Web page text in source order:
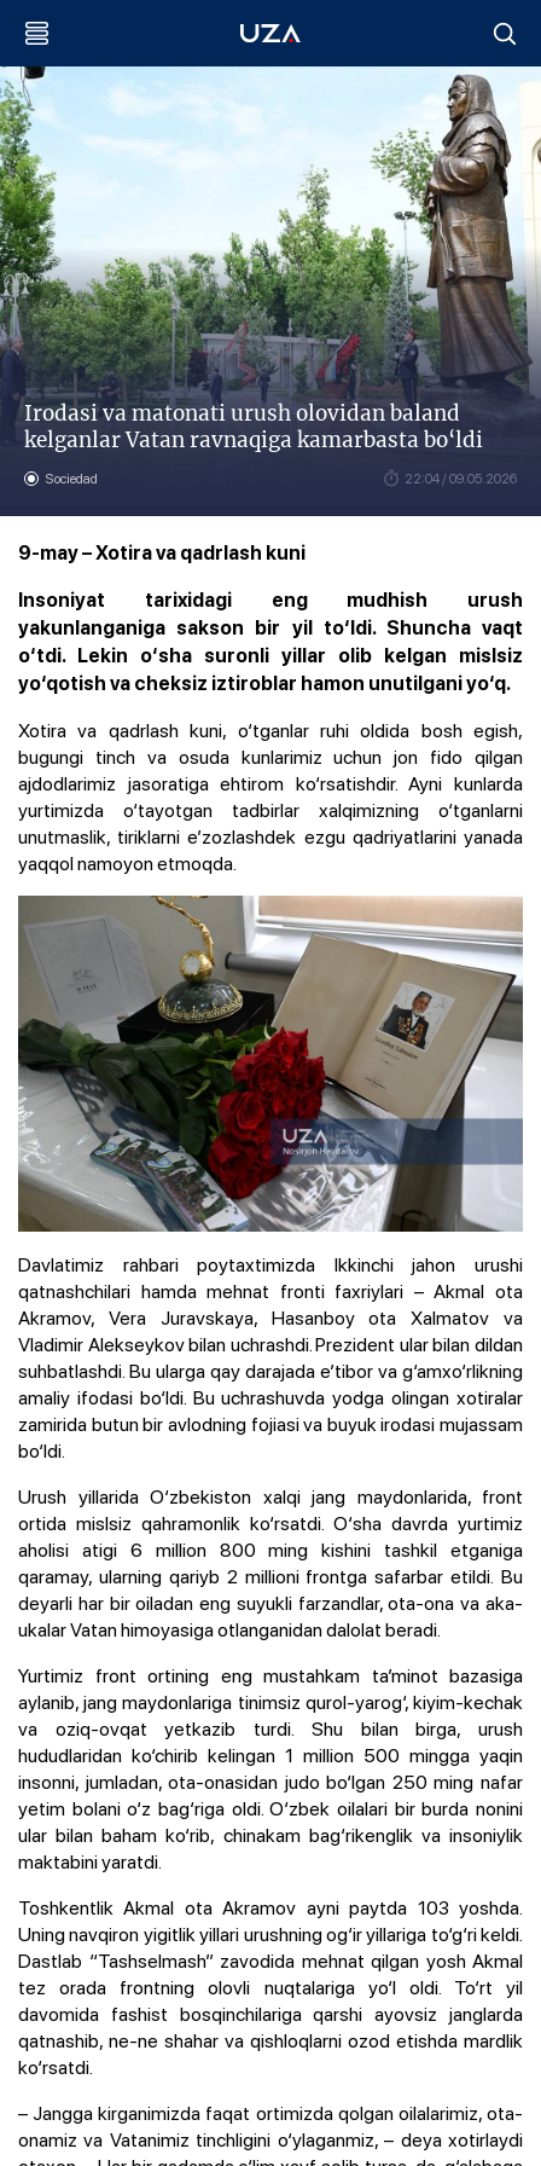
Irodasi va matonati urush olovidan baland
kelganlar Vatan ravnaqiga kamarbasta bo‘ldi
Sociedad 22:04 / 09.05.2026
9-may – Xotira va qadrlash kuni
Insoniyat tarixidagi eng mudhish urush
yakunlanganiga sakson bir yil to‘ldi. Shuncha vaqt
o‘tdi. Lekin o‘sha suronli yillar olib kelgan mislsiz
yo‘qotish va cheksiz iztiroblar hamon unutilgani yo‘q.
Xotira va qadrlash kuni, o‘tganlar ruhi oldida bosh egish,
bugungi tinch va osuda kunlarimiz uchun jon fido qilgan
ajdodlarimiz jasoratiga ehtirom ko‘rsatishdir. Ayni kunlarda
yurtimizda o‘tayotgan tadbirlar xalqimizning o‘tganlarni
unutmaslik, tiriklarni e’zozlashdek ezgu qadriyatlarini yanada
yaqqol namoyon etmoqda.
Davlatimiz rahbari poytaxtimizda Ikkinchi jahon urushi
qatnashchilari hamda mehnat fronti faxriylari – Akmal ota
Akramov, Vera Juravskaya, Hasanboy ota Xalmatov va
Vladimir Alekseykov bilan uchrashdi. Prezident ular bilan dildan
suhbatlashdi. Bu ularga qay darajada e’tibor va g‘amxo‘rlikning
amaliy ifodasi bo‘ldi. Bu uchrashuvda yodga olingan xotiralar
zamirida butun bir avlodning fojiasi va buyuk irodasi mujassam
bo‘ldi.
Urush yillarida O‘zbekiston xalqi jang maydonlarida, front
ortida mislsiz qahramonlik ko‘rsatdi. O‘sha davrda yurtimiz
aholisi atigi 6 million 800 ming kishini tashkil etganiga
qaramay, ularning qariyb 2 millioni frontga safarbar etildi. Bu
deyarli har bir oiladan eng suyukli farzandlar, ota-ona va aka-
ukalar Vatan himoyasiga otlanganidan dalolat beradi.
Yurtimiz front ortining eng mustahkam ta’minot bazasiga
aylanib, jang maydonlariga tinimsiz qurol-yarog‘, kiyim-kechak
va oziq-ovqat yetkazib turdi. Shu bilan birga, urush
hududlaridan ko‘chirib kelingan 1 million 500 mingga yaqin
insonni, jumladan, ota-onasidan judo bo‘lgan 250 ming nafar
yetim bolani o‘z bag‘riga oldi. O‘zbek oilalari bir burda nonini
ular bilan baham ko‘rib, chinakam bag‘rikenglik va insoniylik
maktabini yaratdi.
Toshkentlik Akmal ota Akramov ayni paytda 103 yoshda.
Uning navqiron yigitlik yillari urushning og‘ir yillariga to‘g‘ri keldi.
Dastlab “Tashselmash” zavodida mehnat qilgan yosh Akmal
tez orada frontning olovli nuqtalariga yo‘l oldi. To‘rt yil
davomida fashist bosqinchilariga qarshi ayovsiz janglarda
qatnashib, ne-ne shahar va qishloqlarni ozod etishda mardlik
ko‘rsatdi.
– Jangga kirganimizda faqat ortimizda qolgan oilalarimiz, ota-
onamiz va Vatanimiz tinchligini o‘ylaganmiz, – deya xotirlaydi